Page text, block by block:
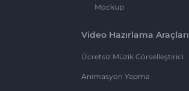
Mockup
Video Hazırlama Araçları
Ücretsiz Müzik Görselleştirici
Animasyon Yapma